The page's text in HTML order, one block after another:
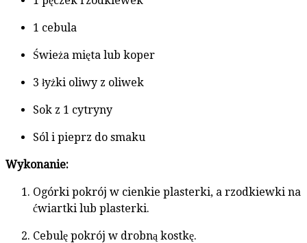
1 cebula
Świeża mięta lub koper
3 łyżki oliwy z oliwek
Sok z 1 cytryny
Sól i pieprz do smaku
Wykonanie:
Ogórki pokrój w cienkie plasterki, a rzodkiewki na
ćwiartki lub plasterki.
Cebulę pokrój w drobną kostkę.